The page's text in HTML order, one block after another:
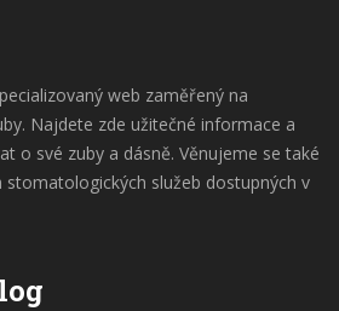
web zaměřený na
Najdete zde užitečné informace a
o své zuby a dásně. Věnujeme se také
stomatologických služeb dostupných v